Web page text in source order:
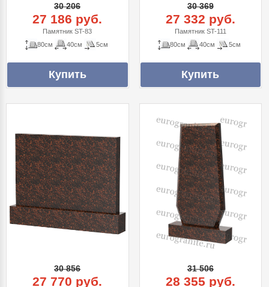
30 206
27 186 руб.
Памятник ST-83
80см
40см 5см
30 369
27 332 руб.
Памятник ST-111
80см
40см 5см
30 856
27 770 руб.
31 506
28 355 руб.